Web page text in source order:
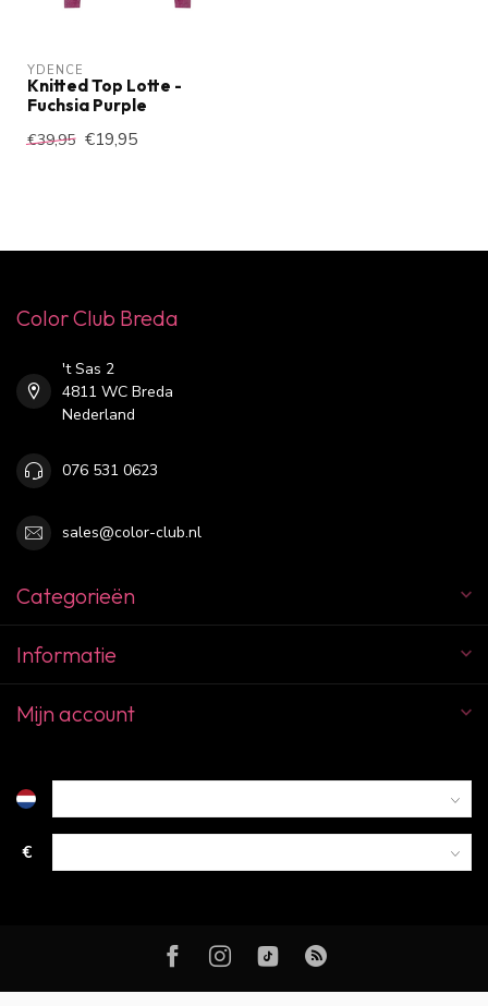
YDENCE
Knitted Top Lotte -
Fuchsia Purple
€39,95 €19,95
Color Club Breda
't Sas 2
4811 WC Breda
Nederland
076 531 0623
sales@color-club.nl
Categorieën
Informatie
Mijn account
€